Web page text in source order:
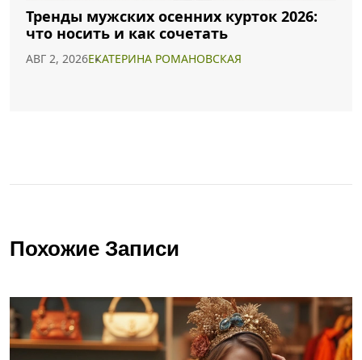
Тренды мужских осенних курток 2026:
что носить и как сочетать
АВГ 2, 2026ЕКАТЕРИНА РОМАНОВСКАЯ
Похожие Записи